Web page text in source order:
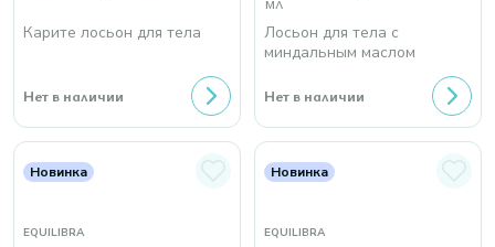
Карите лосьон для тела
Нет в наличии
Лосьон для тела с
миндальным маслом
Нет в наличии
Новинка
EQUILIBRA
Новинка
EQUILIBRA